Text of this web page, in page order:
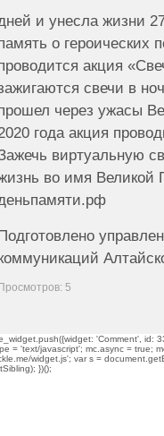
и унесла жизни
о героических
акция
свечи в
через ужасы
года акция
виртуальную
во имя Великой
Просмотров: 5
'Comment', id:
= 'text/javascript'; mc.async = true;
widget.js'; var s =
})();